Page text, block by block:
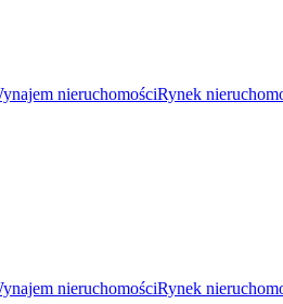
nieruchomościRynek
nieruchomościRynek